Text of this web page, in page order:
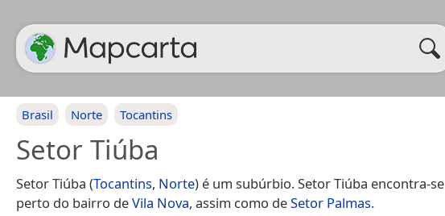
Brasil Norte Tocantins
Setor Tiúba
Setor Tiúba (Tocantins, Norte) é um subúrbio. Setor Tiúba encontra-se
perto do bairro deVila Nova, assim como deSetor Palmas.